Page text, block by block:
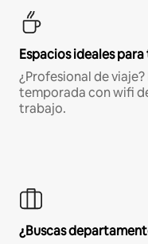
Espacios ideales
¿Profesional de
temporada con wifi
trabajo.
¿Buscas